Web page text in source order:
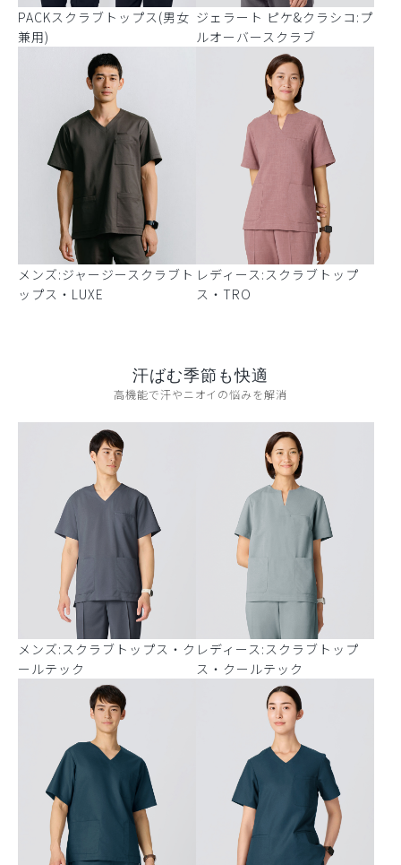
PACKスクラブトップス(男女
兼用)
ジェラート ピケ&クラシコ:プ
ルオーバースクラブ
メンズ:ジャージースクラブト
ップス・LUXE
レディース:スクラブトップ
ス・TRO
汗ばむ季節も快適
高機能で汗やニオイの悩みを解消
メンズ:スクラブトップス・ク
ールテック
レディース:スクラブトップ
ス・クールテック